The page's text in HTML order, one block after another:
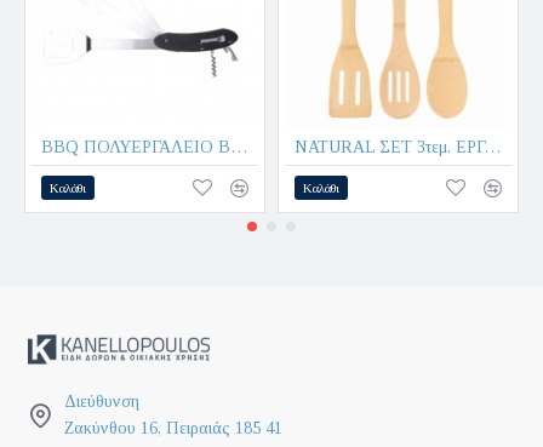
BBQ ΠΟΛΥΕΡΓΑΛΕΙΟ BG-3338 5in1 - BERGNER
Καλάθι
NATURAL ΣΕΤ 3τεμ. ΕΡΓΑΛΕΙΑ ΚΟΥΖΙΝΑΣ ΜΠΑΜΠΟΥ SG-1449 - BERGNER
Καλάθι
Διεύθυνση
Ζακύνθου 16, Πειραιάς 185 41